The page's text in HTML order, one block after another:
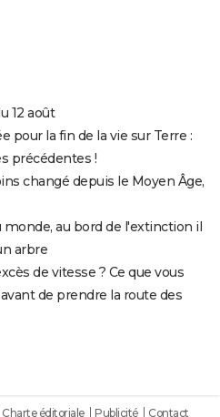
12 août
pour la fin de la vie sur Terre :
précédentes !
changé depuis le Moyen Âge,
au bord de l'extinction il
arbre
de vitesse ? Ce que vous
de prendre la route des
Charte éditoriale Publicité Contact